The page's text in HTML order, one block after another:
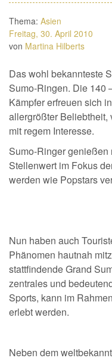
Thema: Asien
Freitag, 30. April 2010
von Martina Hilberts
Das wohl bekannteste
Sumo-Ringen. Die 140
Kämpfer erfreuen sich
allergrößter Beliebtheit,
mit regem Interesse.
Sumo-Ringer
Stellenwert im Fokus
werden wie Popstars
Nun haben auch
Phänomen hautnah
stattfindende Grand
zentrales und
Sports, kann im
erlebt werden.
Neben dem